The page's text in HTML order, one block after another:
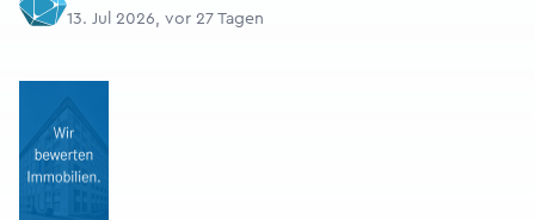
13. Jul 2026, vor 27 Tagen